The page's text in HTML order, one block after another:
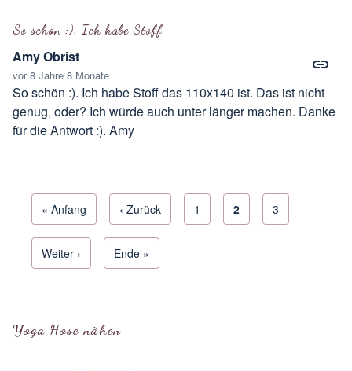
So schön :). Ich habe Stoff
Amy Obrist
vor 8 Jahre 8 Monate
So schön :). Ich habe Stoff das 110x140 ist. Das ist nicht
genug, oder? Ich würde auch unter länger machen. Danke
für die Antwort :). Amy
Erste Seite
« Anfang Vorherige Seite
‹ Zurück Seite
1 Aktuelle Seite
2 Seite
3
Next page
Weiter › Letzte Seite
Ende »
Yoga Hose nähen